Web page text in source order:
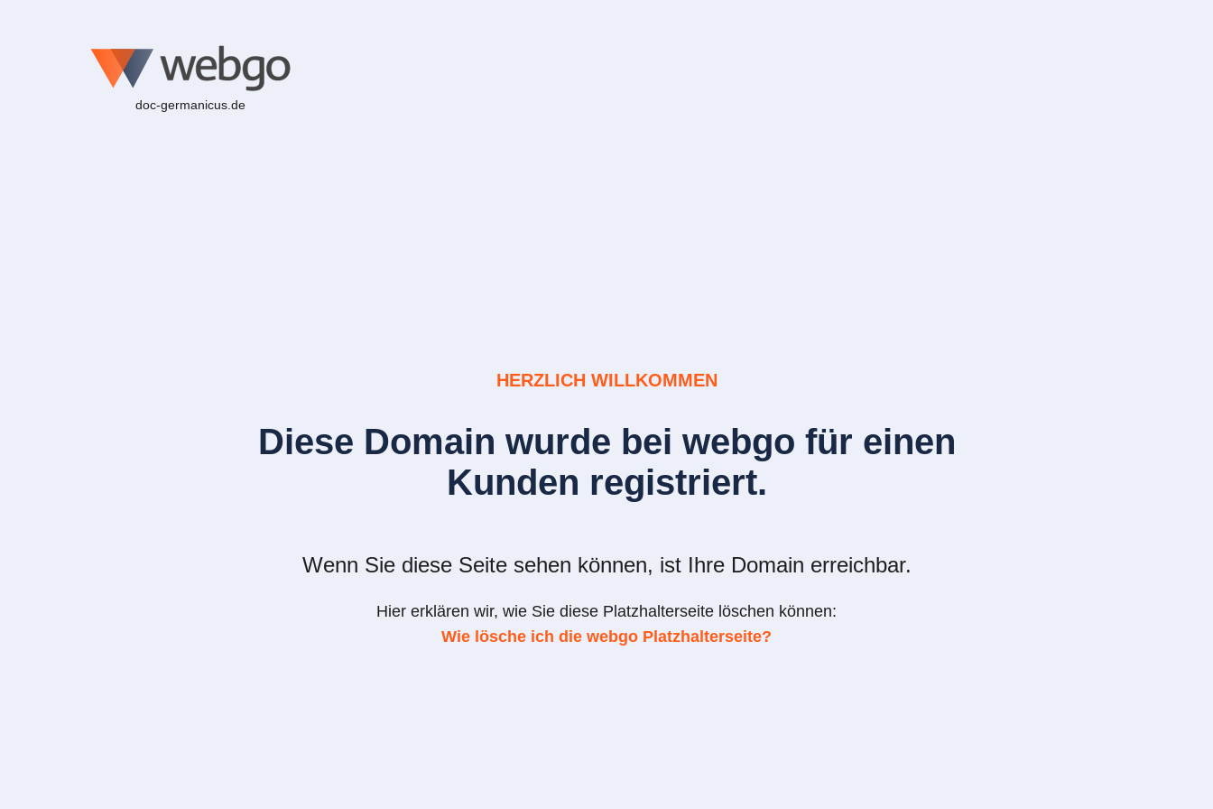
doc-germanicus.de
HERZLICH WILLKOMMEN
Diese Domain wurde bei webgo für einen
Kunden registriert.
Wenn Sie diese Seite sehen können, ist Ihre Domain erreichbar.
Hier erklären wir, wie Sie diese Platzhalterseite löschen können:
Wie lösche ich die webgo Platzhalterseite?